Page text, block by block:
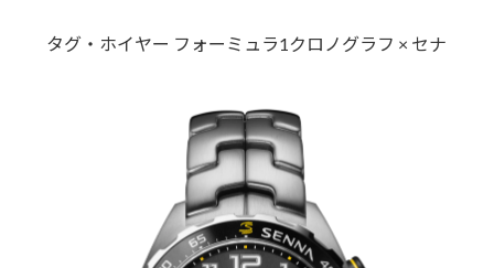
タグ・ホイヤー フォーミュラ1クロノグラフ × セナ